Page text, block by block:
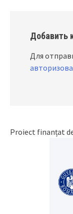
Добавить
Для
Proiect finanțat